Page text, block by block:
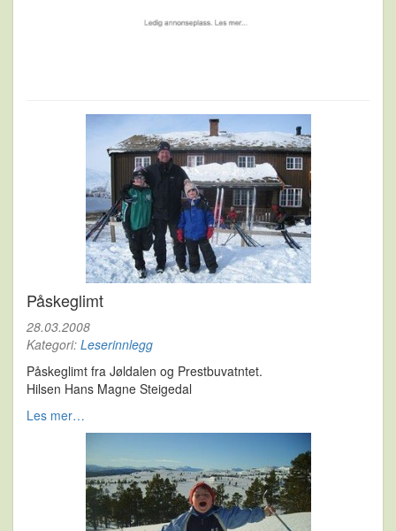
Påskeglimt
28.03.2008
Kategori: Leserinnlegg
Påskeglimt fra Jøldalen og Prestbuvatntet.
Hilsen Hans Magne Steigedal
Les mer…